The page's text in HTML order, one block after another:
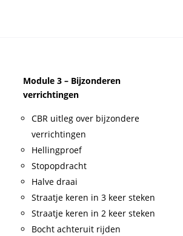
Module 3 – Bijzonderen
verrichtingen
CBR uitleg over bijzondere
verrichtingen
Hellingproef
Stopopdracht
Halve draai
Straatje keren in 3 keer steken
Straatje keren in 2 keer steken
Bocht achteruit rijden